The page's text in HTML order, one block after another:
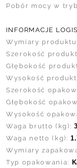
Pobór mocy w
INFORMACJE
Wymiary produktu
Szerokość
Głębokość
Wysokość
Szerokość
Głębokość
Wysokość
Waga brutto (kg):
Waga netto (kg):
Wymiary
Typ opakowania: